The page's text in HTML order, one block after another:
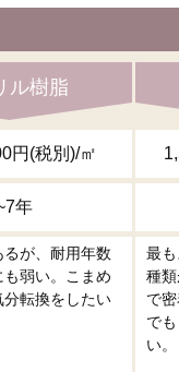
ル樹脂
円(税別)/㎡
年
が、耐用年数
弱い。こまめ
転換をしたい
最
種
で
で
い。